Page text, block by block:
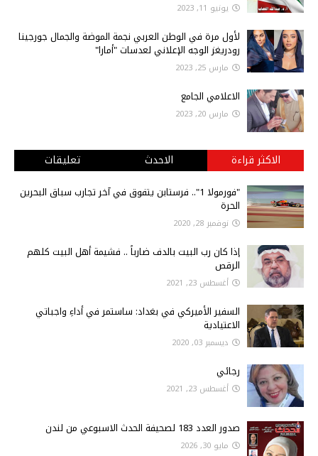
يونيو 11, 2023
لأول مرة في الوطن العربي نجمة الموضة والجمال جورجينا
رودريغز الوجه الإعلاني لعدسات "أمارا"
مارس 25, 2023
الاعلامي الجامع
مارس 20, 2023
الاكثر قراءة الاحدث تعليقات
"فورمولا 1".. فرستابن يتفوق في آخر تجارب سباق البحرين
الحرة
نوفمبر 28, 2020
إذا كان رب البيت بالدف ضارباً .. فشيمة أهل البيت كلهم
الرقص
أغسطس 23, 2021
السفير الأميركي في بغداد: ساستمر في أداءِ واجباتي
الاعتيادية
ديسمبر 03, 2020
رجائي
أغسطس 23, 2021
صدور العدد 183 لصحيفة الحدث الاسبوعي من لندن
مايو 30, 2026